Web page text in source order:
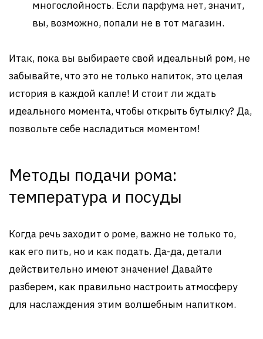
многослойность. Если парфума нет, значит,
вы, возможно, попали не в тот магазин.
Итак, пока вы выбираете свой идеальный ром, не
забывайте, что это не только напиток, это целая
история в каждой капле! И стоит ли ждать
идеального момента, чтобы открыть бутылку? Да,
позвольте себе насладиться моментом!
Методы подачи рома:
температура и посуды
Когда речь заходит о роме, важно не только то,
как его пить, но и как подать. Да-да, детали
действительно имеют значение! Давайте
разберем, как правильно настроить атмосферу
для наслаждения этим волшебным напитком.